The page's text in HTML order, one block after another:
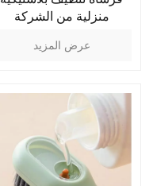
منزلية من الشركة
الساكن من الملابس
عرض المزيد